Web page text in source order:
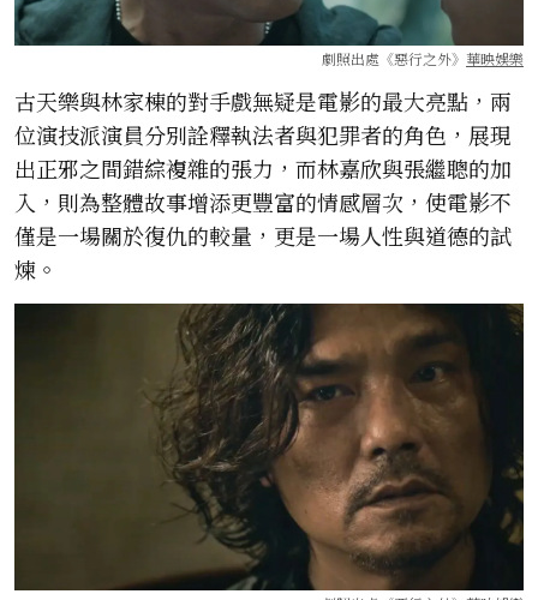
劇照出處《惡行之外》 華映娛樂
古天樂與林家棟的對手戲無疑是電影的最大亮點，兩
位演技派演員分別詮釋執法者與犯罪者的角色，展現
出正邪之間錯綜複雜的張力，而林嘉欣與張繼聰的加
入，則為整體故事增添更豐富的情感層次，使電影不
僅是一場關於復仇的較量，更是一場人性與道德的試
煉。